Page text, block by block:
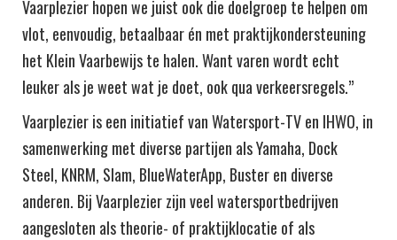
Vaarplezier hopen we juist ook die doelgroep te helpen om
vlot, eenvoudig, betaalbaar én met praktijkondersteuning
het Klein Vaarbewijs te halen. Want varen wordt echt
leuker als je weet wat je doet, ook qua verkeersregels.”
Vaarplezier is een initiatief van Watersport-TV en IHWO, in
samenwerking met diverse partijen als Yamaha, Dock
Steel, KNRM, Slam, BlueWaterApp, Buster en diverse
anderen. Bij Vaarplezier zijn veel watersportbedrijven
aangesloten als theorie- of praktijklocatie of als